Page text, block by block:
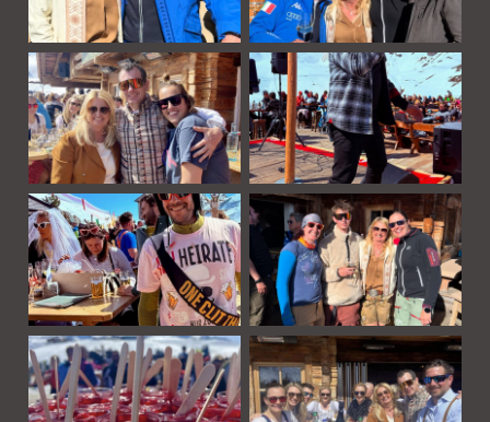
Gastgeber & Team
Events & Aktuelles
Bildergalerie
Gutschein kaufen
Unvergessen
Jobangebote